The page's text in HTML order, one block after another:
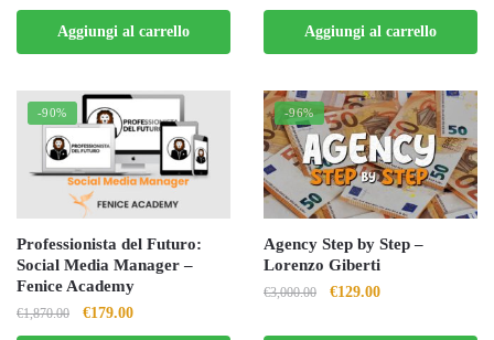
originale
era:
attuale
è:
Aggiungi al carrello
prezzo
originale
era:
prezzo
attuale
è:
Aggiungi al carrello
-90%
Professionista del Futuro:
Social Media Manager –
Fenice Academy
€1,870.00
Il
prezzo
€179.00Il
prezzo
-96%
Agency Step by Step –
Lorenzo Giberti
€3,000.00
Il
€129.00Il